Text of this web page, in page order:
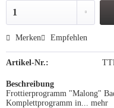
Merken Empfehlen
Artikel-Nr.:
Beschreibung
Frottierprogramm "Malong"
Komplettprogramm in... mehr